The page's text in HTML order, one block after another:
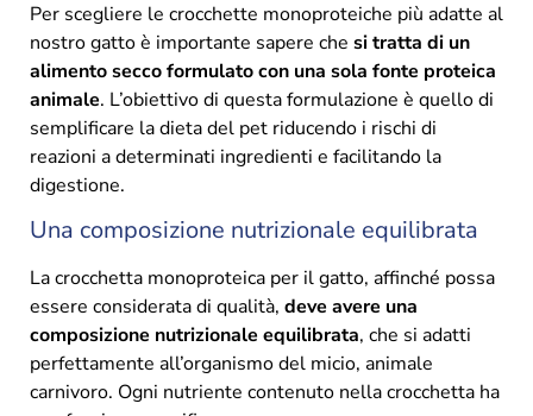
Per scegliere le crocchette monoproteiche più adatte al
nostro gatto è importante sapere che si tratta di un
alimento secco formulato con una sola fonte proteica
animale. L’obiettivo di questa formulazione è quello di
semplificare la dieta del pet riducendo i rischi di
reazioni a determinati ingredienti e facilitando la
digestione.
Una composizione nutrizionale equilibrata
La crocchetta monoproteica per il gatto, affinché possa
essere considerata di qualità, deve avere una
composizione nutrizionale equilibrata, che si adatti
perfettamente all’organismo del micio, animale
carnivoro. Ogni nutriente contenuto nella crocchetta ha